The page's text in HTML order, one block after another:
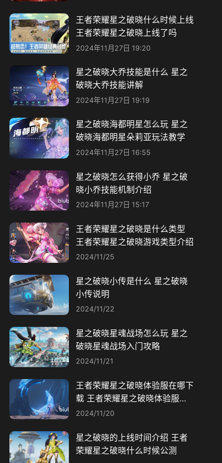
王者荣耀星之破晓什么时候上线
王者荣耀星之破晓上线了吗
2024年11月27日 19:20
星之破晓大乔技能是什么 星之
破晓大乔技能讲解
2024年11月27日 19:19
星之破晓海都明星怎么玩 星之
破晓海都明星朵莉亚玩法教学
2024年11月27日 16:55
星之破晓怎么获得小乔 星之破
晓小乔技能机制介绍
2024年11月27日 15:17
王者荣耀星之破晓是什么类型
王者荣耀星之破晓游戏类型介绍
2024/11/25
星之破晓小传是什么 星之破晓
小传说明
2024/11/22
星之破晓星魂战场怎么玩 星之
破晓星魂战场入门攻略
2024/11/21
王者荣耀星之破晓体验服在哪下
载 王者荣耀星之破晓体验服介
绍
2024/11/20
星之破晓的上线时间介绍 王者
荣耀星之破晓什么时候公测